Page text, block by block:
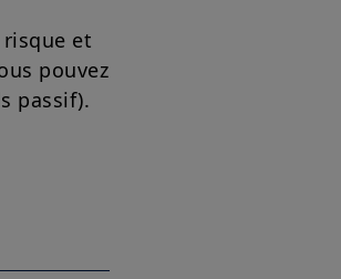
et
pouvez
passif).